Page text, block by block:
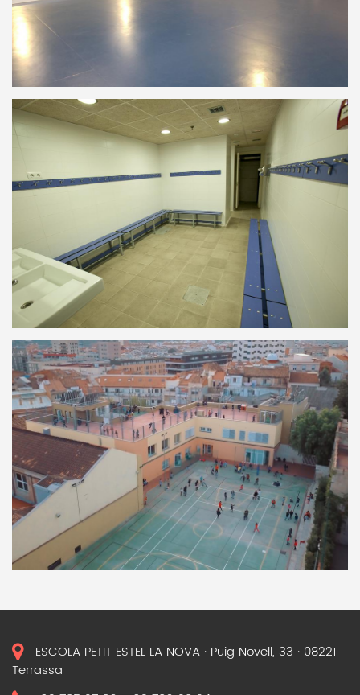
ESCOLA PETIT ESTEL LA NOVA · Puig Novell, 33 · 08221
Terrassa